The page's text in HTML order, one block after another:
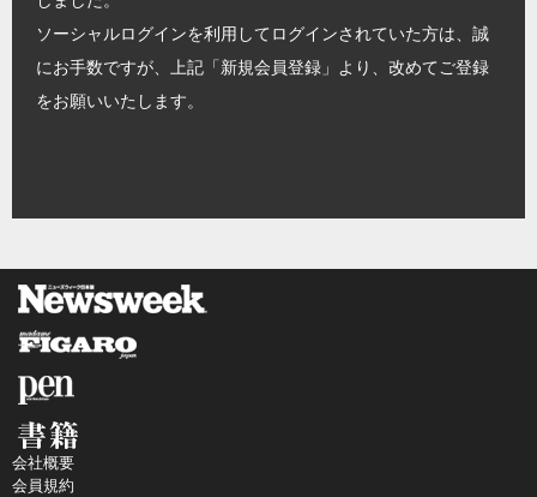
ソーシャルログインを利用してログインされていた方は、誠
にお手数ですが、上記「新規会員登録」より、改めてご登録
をお願いいたします。
会社概要
会員規約